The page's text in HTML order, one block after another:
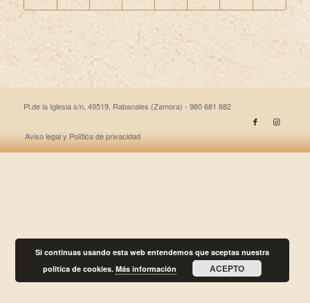
Pl.de la Iglesia s/n, 49519, Rabanales (Zamora) - 980 681 882
Aviso legal y Política de privacidad
Si continuas usando esta web entendemos que aceptas nuestra
politica de cookies.Más información ACEPTO